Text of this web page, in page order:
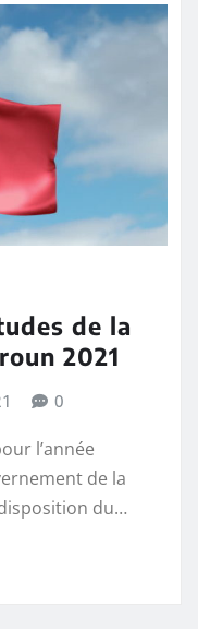
de la
2021
0
l’année
de la
du…